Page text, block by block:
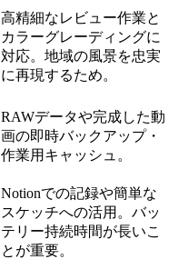
高精細なレビュー作業と
カラーグレーディングに
対応。地域の風景を忠実
に再現するため。
RAWデータや完成した動
画の即時バックアップ・
作業用キャッシュ。
Notionでの記録や簡単な
スケッチへの活用。バッ
テリー持続時間が長いこ
とが重要。